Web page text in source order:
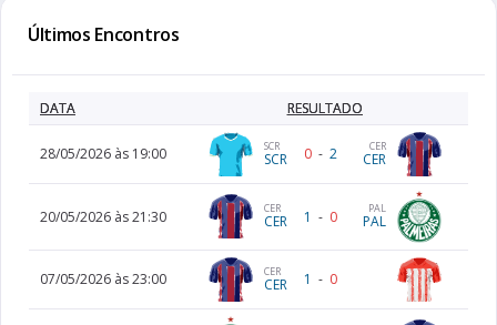
Últimos Encontros
DATA RESULTADO
28/05/2026 às 19:00 SCR
SCR 0 - 2 CER
CER
20/05/2026 às 21:30 CER
CER 1 - 0 PAL
PAL
07/05/2026 às 23:00 CER
CER 1 - 0